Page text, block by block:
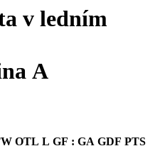
v ledním
A
OTL L GF : GA GDF PTS